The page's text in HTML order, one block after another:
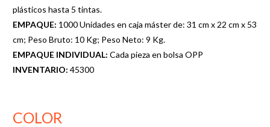
plásticos hasta 5 tintas.
EMPAQUE: 1000 Unidades en caja máster de: 31 cm x 22 cm x 53
cm; Peso Bruto: 10 Kg; Peso Neto: 9 Kg.
EMPAQUE INDIVIDUAL: Cada pieza en bolsa OPP
INVENTARIO: 45300
COLOR